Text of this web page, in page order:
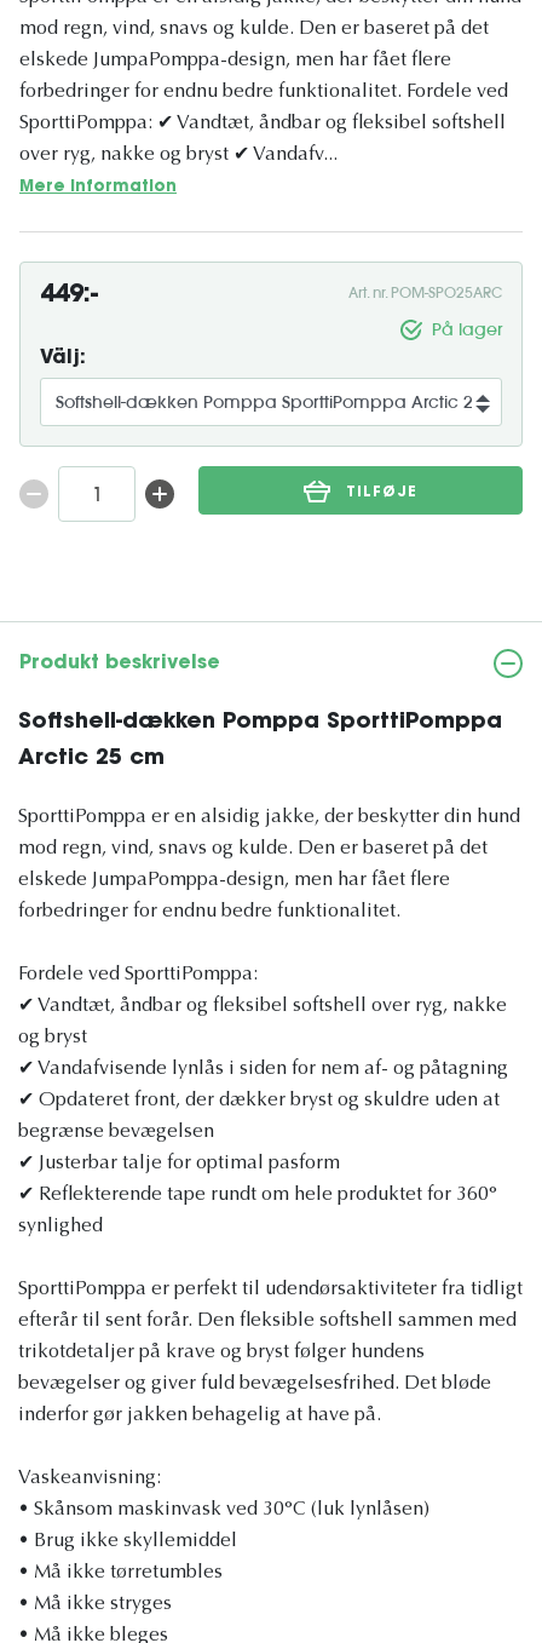
mod regn, vind, snavs og kulde. Den er baseret på det
elskede JumpaPomppa-design, men har fået flere
forbedringer for endnu bedre funktionalitet. Fordele ved
SporttiPomppa: ✔ Vandtæt, åndbar og fleksibel softshell
over ryg, nakke og bryst ✔ Vandafv...
Mere information
449:- Art. nr. POM-SPO25ARC
På lager
Välj:
TILFØJE
Produkt beskrivelse
Softshell-dækken Pomppa SporttiPomppa
Arctic 25 cm
SporttiPomppa er en alsidig jakke, der beskytter din hund
mod regn, vind, snavs og kulde. Den er baseret på det
elskede JumpaPomppa-design, men har fået flere
forbedringer for endnu bedre funktionalitet.
Fordele ved SporttiPomppa:
✔ Vandtæt, åndbar og fleksibel softshell over ryg, nakke
og bryst
✔ Vandafvisende lynlås i siden for nem af- og påtagning
✔ Opdateret front, der dækker bryst og skuldre uden at
begrænse bevægelsen
✔ Justerbar talje for optimal pasform
✔ Reflekterende tape rundt om hele produktet for 360°
synlighed
SporttiPomppa er perfekt til udendørsaktiviteter fra tidligt
efterår til sent forår. Den fleksible softshell sammen med
trikotdetaljer på krave og bryst følger hundens
bevægelser og giver fuld bevægelsesfrihed. Det bløde
inderfor gør jakken behagelig at have på.
Vaskeanvisning:
• Skånsom maskinvask ved 30°C (luk lynlåsen)
• Brug ikke skyllemiddel
• Må ikke tørretumbles
• Må ikke stryges
• Må ikke bleges